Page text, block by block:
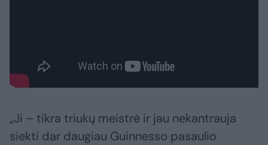
„Ji – tikra triukų meistrė ir jau nekantrauja
siekti dar daugiau Guinnesso pasaulio